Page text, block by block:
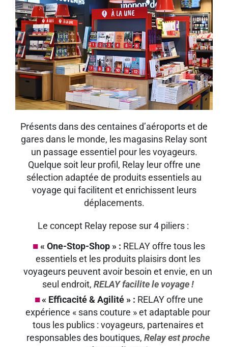
Présents dans des centaines d’aéroports et de
gares dans le monde, les magasins Relay sont
un passage essentiel pour les voyageurs.
Quelque soit leur profil, Relay leur offre une
sélection adaptée de produits essentiels au
voyage qui facilitent et enrichissent leurs
déplacements.​
​Le concept Relay repose sur 4 piliers : ​
« One-Stop-Shop » : RELAY offre tous les
essentiels et les produits plaisirs dont les
voyageurs peuvent avoir besoin et envie, en un
seul endroit, RELAY facilite le voyage !
« Efficacité & Agilité » : RELAY offre une
expérience « sans couture » et adaptable pour
tous les publics : voyageurs, partenaires et
responsables des boutiques, Relay est proche